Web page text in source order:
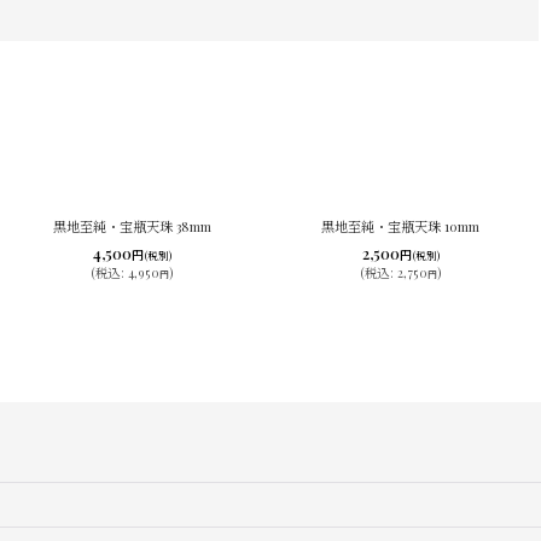
黒地至純・宝瓶天珠 38mm
4,500円(税別)
(税込: 4,950円)
黒地至純・宝瓶天珠 10mm
2,500円(税別)
(税込: 2,750円)